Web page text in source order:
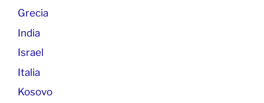
Grecia
India
Israel
Italia
Kosovo